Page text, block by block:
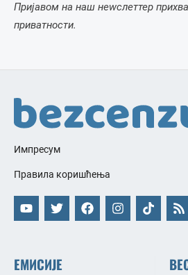
Пријавом на наш неwслеттер
приватности.
Импресум
Правила коришћења
ЕМИСИЈЕ